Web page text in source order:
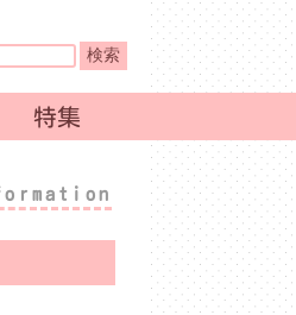
特集